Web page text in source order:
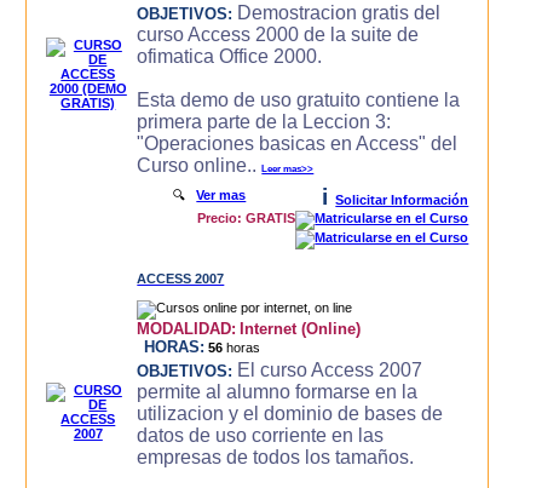
OBJETIVOS: Demostracion gratis del
curso Access 2000 de la suite de
ofimatica Office 2000.
Esta demo de uso gratuito contiene la
primera parte de la Leccion 3:
"Operaciones basicas en Access" del
Curso online..Leer mas>>
🔍Ver mas i
Solicitar Información
Precio: GRATIS
ACCESS 2007
MODALIDAD: Internet (Online)
HORAS: 56 horas
OBJETIVOS: El curso Access 2007
permite al alumno formarse en la
utilizacion y el dominio de bases de
datos de uso corriente en las
empresas de todos los tamaños.